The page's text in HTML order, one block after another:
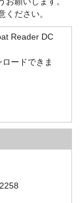
ださい。
Reader DC
ードできま